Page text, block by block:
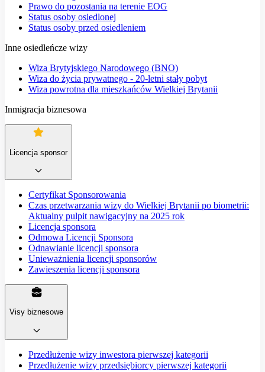
Prawo do pozostania na terenie EOG
Status osoby osiedlonej
Status osoby przed osiedleniem
Inne osiedleńcze wizy
Wiza Brytyjskiego Narodowego (BNO)
Wiza do życia prywatnego - 20-letni stały pobyt
Wiza powrotna dla mieszkańców Wielkiej Brytanii
Inmigracja biznesowa
Licencja sponsor
Certyfikat Sponsorowania
Czas przetwarzania wizy do Wielkiej Brytanii po biometrii:
Aktualny pulpit nawigacyjny na 2025 rok
Licencja sponsora
Odmowa Licencji Sponsora
Odnawianie licencji sponsora
Unieważnienia licencji sponsorów
Zawieszenia licencji sponsora
Visy biznesowe
Przedłużenie wizy inwestora pierwszej kategorii
Przedłużenie wizy przedsiębiorcy pierwszej kategorii